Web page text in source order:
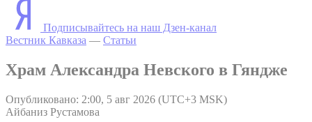
Подписывайтесь на наш Дзен-канал
Вестник Кавказа — Статьи
Храм Александра Невского в Гяндже
Опубликовано: 2:00, 5 авг 2026 (UTC+3 MSK)
Айбаниз Рустамова